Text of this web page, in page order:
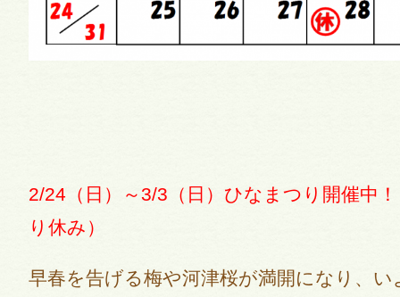
2/24（日）～3/3（日）ひなまつり開催中
り休み）
早春を告げる梅や河津桜が満開になり、